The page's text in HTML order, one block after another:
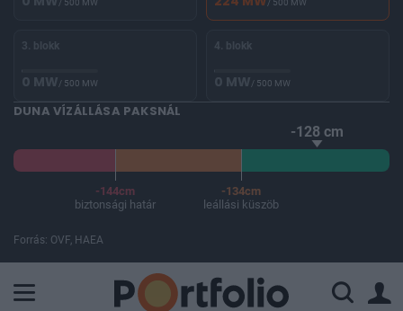
/ 500 MW / 500 MW
3. blokk
0 MW/ 500 MW
4. blokk
0 MW/ 500 MW
DUNA VÍZÁLLÁSA PAKSNÁL
-128 cm
-144cm
biztonsági határ
-134cm
leállási küszöb
Forrás: OVF, HAEA